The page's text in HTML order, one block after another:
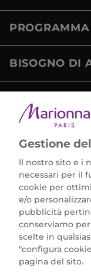
BISOGNO DI
Marionnaud
Largo Fiera
REA Milano
SCARICA LA
Gestione
Il nostro sito e i
necessari per il
cookie per
e/o
pubblicità
conserviamo
scelte in
"configura
pagina del sito.